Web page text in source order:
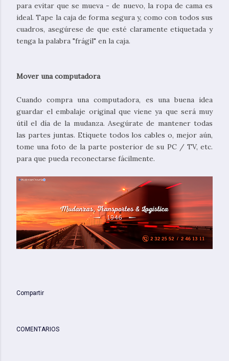
para evitar que se mueva - de nuevo, la ropa de cama es
ideal. Tape la caja de forma segura y, como con todos sus
cuadros, asegúrese de que esté claramente etiquetada y
tenga la palabra "frágil" en la caja.
Mover una computadora
Cuando compra una computadora, es una buena idea
guardar el embalaje original que viene ya que será muy
útil el día de la mudanza. Asegúrate de mantener todas
las partes juntas. Etiquete todos los cables o, mejor aún,
tome una foto de la parte posterior de su PC / TV, etc.
para que pueda reconectarse fácilmente.
Compartir
COMENTARIOS